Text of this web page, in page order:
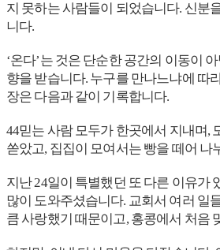
지 못하는 사람들이 되었습니다. 신분
니다.
‘온다’는 것은 단순한 공간의 이동이
향을 받습니다. 누구를 만나느냐에 따
장은 다음과 같이 기록합니다.
44믿는 사람 모두가 한곳에서 지내며,
쏟았고, 집집이 모여서는 빵을 떼어
지난 24일이 특별했던 또 다른 이유가
많이 도와주셨습니다. 교회서 여러 일
큼 사랑했기 때문이고, 홍콩에서 처음